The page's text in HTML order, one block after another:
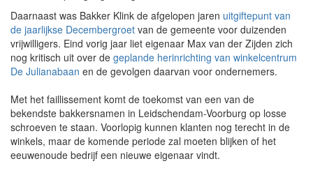
Daarnaast was Bakker Klink de afgelopen jaren uitgiftepunt van
de jaarlijkse Decembergroet van de gemeente voor duizenden
vrijwilligers. Eind vorig jaar liet eigenaar Max van der Zijden zich
nog kritisch uit over de geplande herinrichting van winkelcentrum
De Julianabaan en de gevolgen daarvan voor ondernemers.
Met het faillissement komt de toekomst van een van de
bekendste bakkersnamen in Leidschendam-Voorburg op losse
schroeven te staan. Voorlopig kunnen klanten nog terecht in de
winkels, maar de komende periode zal moeten blijken of het
eeuwenoude bedrijf een nieuwe eigenaar vindt.